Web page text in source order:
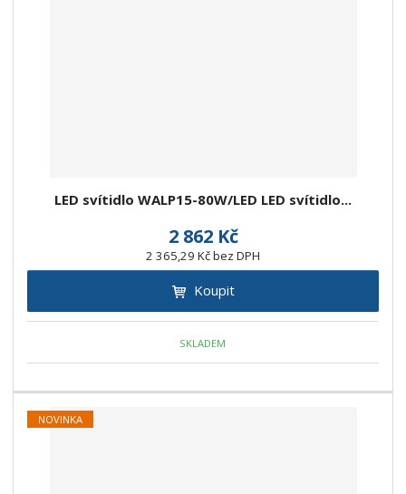
LED svítidlo WALP15-80W/LED LED svítidlo...
2 862 Kč
2 365,29 Kč bez DPH
Koupit
SKLADEM
NOVINKA